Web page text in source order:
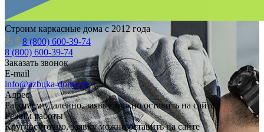
Строим каркасные дома с 2012 года
8 (800) 600-39-74
8 (800) 600-39-74
Заказать звонок
E-mail
info@azbuka-doma.ru
Адрес
Работаем удаленно, заявку можно оставить на сайте
Режим работы
Круглосуточно, заявку можно оставить на сайте